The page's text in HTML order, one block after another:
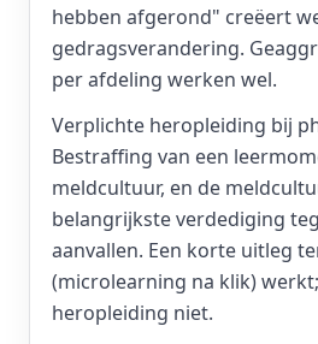
hebben afgerond" creëert
gedragsverandering.
per afdeling werken wel.
Verplichte heropleiding bij
Bestraffing van een
meldcultuur, en de
belangrijkste verdediging
aanvallen. Een korte uitleg
(microlearning na klik)
heropleiding niet.